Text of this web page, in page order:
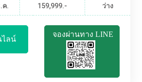
ค. 159,999.- ว่าง
ลน์ จองผ่านทาง LINE